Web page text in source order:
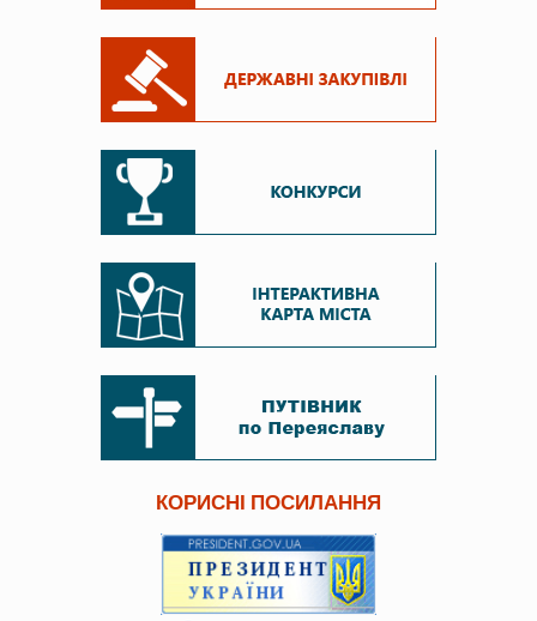
КОРИСНІ ПОСИЛАННЯ